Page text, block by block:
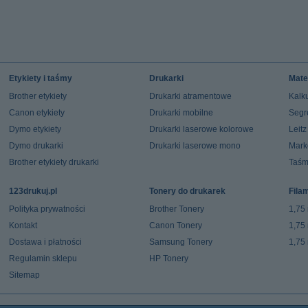
Etykiety i taśmy
Brother etykiety
Canon etykiety
Dymo etykiety
Dymo drukarki
Brother etykiety drukarki
Drukarki
Drukarki atramentowe
Drukarki mobilne
Drukarki laserowe kolorowe
Drukarki laserowe mono
123drukuj.pl
Polityka prywatności
Kontakt
Dostawa i płatności
Regulamin sklepu
Sitemap
Tonery do drukarek
Brother Tonery
Canon Tonery
Samsung Tonery
HP Tonery
1,75
1,75
1,75